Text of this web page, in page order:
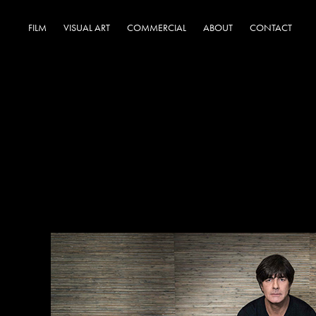
FILM VISUAL ART COMMERCIAL ABOUT CONTACT